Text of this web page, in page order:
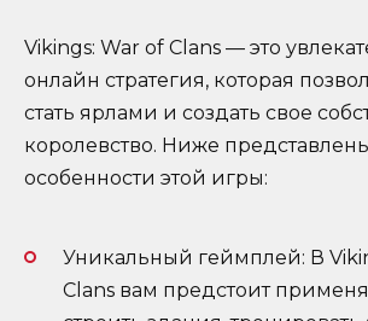
Vikings: War of Clans — это
онлайн стратегия, которая
стать ярлами и создать свое
королевство. Ниже
особенности этой игры:
Уникальный геймплей: В
Clans вам предстоит